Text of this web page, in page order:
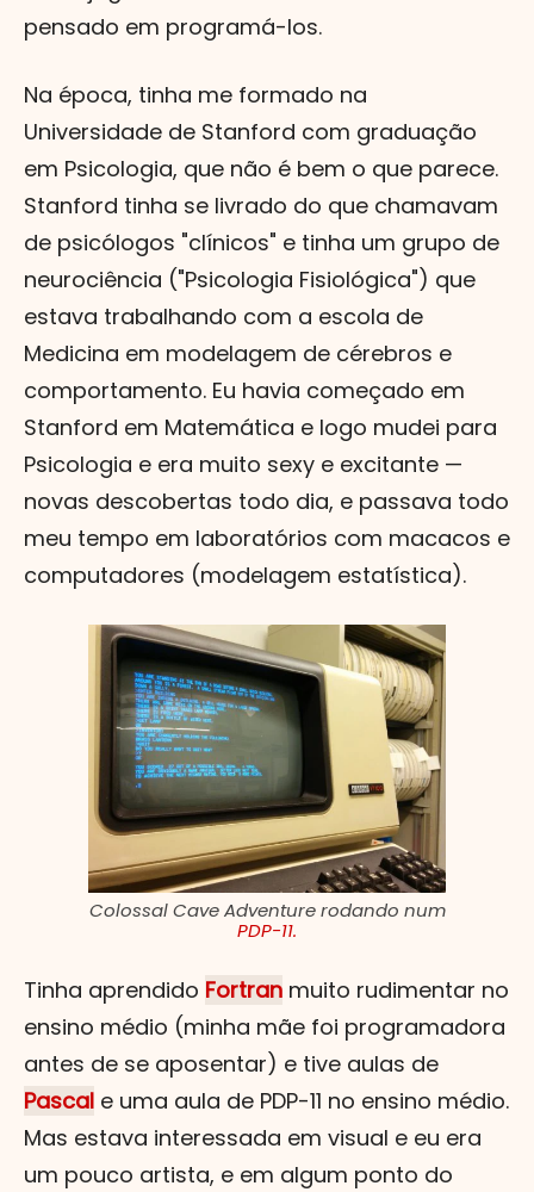
pensado em programá-los.
Na época, tinha me formado na
Universidade de Stanford com graduação
em Psicologia, que não é bem o que parece.
Stanford tinha se livrado do que chamavam
de psicólogos "clínicos" e tinha um grupo de
neurociência ("Psicologia Fisiológica") que
estava trabalhando com a escola de
Medicina em modelagem de cérebros e
comportamento. Eu havia começado em
Stanford em Matemática e logo mudei para
Psicologia e era muito sexy e excitante —
novas descobertas todo dia, e passava todo
meu tempo em laboratórios com macacos e
computadores (modelagem estatística).
Colossal Cave Adventure rodando num
PDP-11.
Tinha aprendido Fortran muito rudimentar no
ensino médio (minha mãe foi programadora
antes de se aposentar) e tive aulas de
Pascal e uma aula de PDP-11 no ensino médio.
Mas estava interessada em visual e eu era
um pouco artista, e em algum ponto do